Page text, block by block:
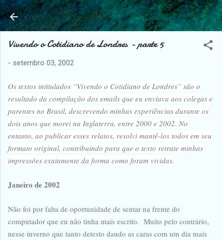
Pular para o conteúdo principal
Vivendo o Cotidiano de Londres - parte 5
- setembro 03, 2002
Os textos intitulados “Vivendo o Cotidiano de Londres” são o
resultado da compilação dos emails que eu enviava aos colegas e
parentes no Brasil, descrevendo minhas experiências durante os
dois anos que morei na Inglaterra, entre 2000 e 2002. No
entanto, ao publicar esses relatos, resolvi mantê-los todos em seu
formato original, contribuindo para que o texto retrate minhas
impressões exatamente da forma como foram vividas.
Janeiro de 2002
Não foi por falta de oportunidade de sentar na frente do
computador que eu não tinha mais escrito. Muito pelo contrário,
nesse inverno que tanto detesto dando as caras com um dia mais